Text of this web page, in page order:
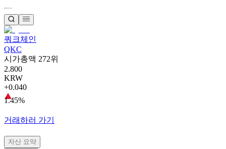
쿼크체인
QKC
시가총액 272위
2.800
KRW
+0.040
1.45%
거래하러 가기
자산 요약